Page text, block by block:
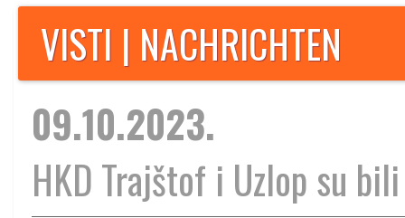
VISTI | NACHRICHTEN
09.10.2023.
HKD Trajštof i Uzlop su